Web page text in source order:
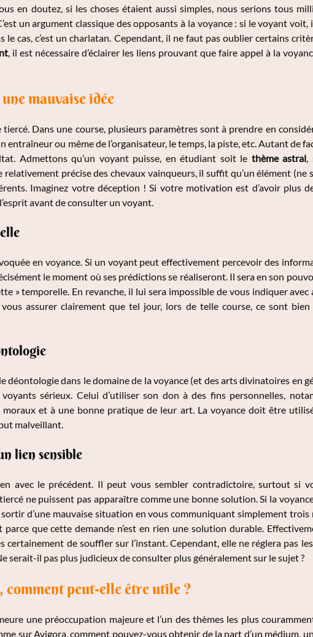
en doutez, si les choses étaient aussi simples, nous serions tous
un argument classique des opposants à la voyance : si le voyant voit,
le cas, c’est un charlatan. Cependant, il ne faut pas oublier certains
, il est nécessaire d’éclairer les liens prouvant que faire appel à la
mauvaise idée
Dans une course, plusieurs paramètres sont à prendre en
entraîneur ou même de l’organisateur, le temps, la piste, etc. Autant de
Admettons qu’un voyant puisse, en étudiant soit le thème astral
relativement précise des chevaux vainqueurs, il suffit qu’un élément
Imaginez votre déception ! Si votre motivation est d’avoir plus
avant de consulter un voyant.
en voyance. Si un voyant peut effectivement percevoir des
le moment où ses prédictions se réaliseront. Il sera en son
» temporelle. En revanche, il lui sera impossible de vous indiquer
assurer clairement que tel jour, lors de telle course, ce sont
déontologie dans le domaine de la voyance (et des arts divinatoires en
sérieux. Celui d’utiliser son don à des fins personnelles,
et à une bonne pratique de leur art. La voyance doit être
malveillant.
lien sensible
avec le précédent. Il peut vous sembler contradictoire, surtout si
ne puissent pas apparaître comme une bonne solution. Si la
d’une mauvaise situation en vous communiquant simplement
parce que cette demande n’est en rien une solution durable.
certainement de souffler sur l’instant. Cependant, elle ne réglera pas
serait-il pas plus judicieux de consulter plus généralement sur le sujet ?
comment peut-elle être utile ?
une préoccupation majeure et l’un des thèmes les plus
sur Avigora, comment pouvez-vous obtenir de la part d’un médium,